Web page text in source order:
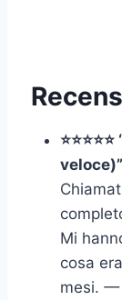
veloce)”
Mi
cosa
mesi. —